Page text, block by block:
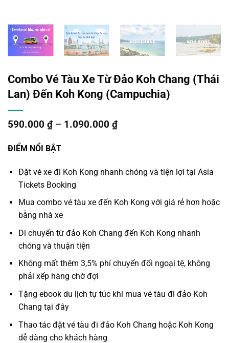
Combo Vé Tàu Xe Từ Đảo Koh Chang (Thái
Lan) Đến Koh Kong (Campuchia)
590.000 ₫ – 1.090.000 ₫
ĐIỂM NỔI BẬT
Đặt véxe đi Koh Kong nhanh chóng và tiện lợi tại Asia
Tickets Booking
Mua combo vé tàu xeđến Koh Kong với giá rẻ hơn hoặc
bằng nhà xe
Di chuyển từ đảo Koh Chang đến Koh Kong nhanh
chóng và thuận tiện
Không mất thêm 3,5% phí chuyển đổi ngoại tệ, không
phải xếp hàng chờ đợi
Tặng ebook du lịch tự túckhi mua vé tàu đi đảo Koh
Chang tại đây
Thao tác đặt vé tàu đi đảo Koh Chang hoặc Koh Kong
dễ dàng cho khách hàng